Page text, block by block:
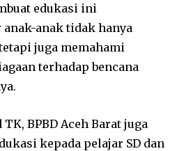
edukasi ini
anak tidak hanya
juga memahami
terhadap bencana
BPBD Aceh Barat juga
kepada pelajar SD dan